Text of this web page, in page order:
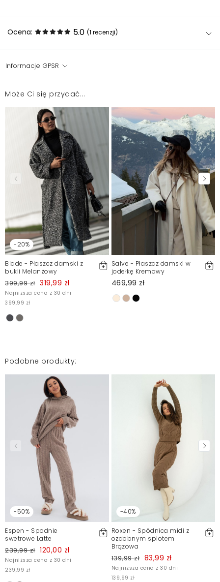
Ocena: 5.0 (1 recenzji)
Hanna
Mosquito zamieszcza wyłącznie zweryfikowane opinie
Klientów. Po moderacji publikujemy zarówno pozytywne, jak i
negatywne opinie. Więcej informacji znajdziesz w naszym
Regulaminie.
Zgłoś nielegalną treść
Informacje GPSR
Może Ci się przydać...
-20%
Blade - Płaszcz damski z
bukli Melanżowy
399,99 zł 319,99 zł
Najniższa cena z 30 dni
399,99 zł
Salve - Płaszcz damski w
jodełkę Kremowy
469,99 zł
Podobne produkty:
-50%
Espen - Spodnie
swetrowe Latte
239,99 zł 120,00 zł
Najniższa cena z 30 dni
239,99 zł
-40%
Roxen - Spódnica midi z
ozdobnym splotem
Brązowa
139,99 zł 83,99 zł
Najniższa cena z 30 dni
139,99 zł